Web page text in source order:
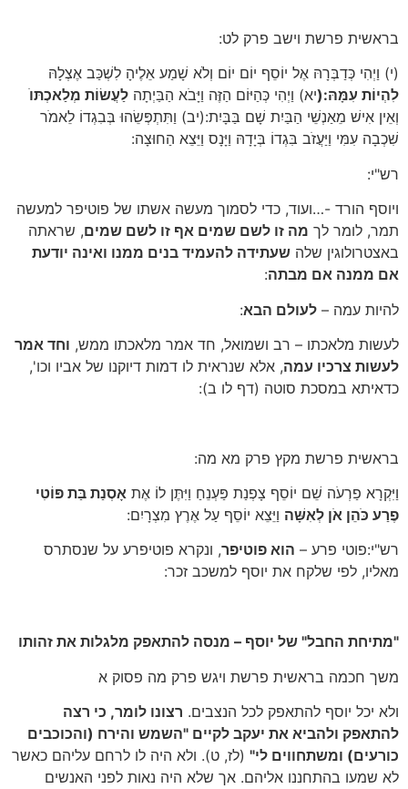
בראשית פרשת וישב פרק לט:
(י) וַיְהִי כְּדַבְּרָהּ אֶל יוֹסֵף יוֹם יוֹם וְלֹא שָׁמַע אֵלֶיהָ לִשְׁכַּב אֶצְלָהּ
לִהְיוֹת עִמָּהּ:(יא) וַיְהִי כְּהַיּוֹם הַזֶּה וַיָּבֹא הַבַּיְתָה לַעֲשׂוֹת מְלַאכְתּו
וְאֵין אִישׁ מֵאַנְשֵׁי הַבַּיִת שָׁם בַּבָּיִת:(יב) וַתִּתְפְּשֵׂהוּ בְּבִגְדוֹ לֵאמֹר
שִׁכְבָה עִמִּי וַיַּעֲזֹב בִּגְדוֹ בְּיָדָהּ וַיָּנָס וַיֵּצֵא הַחוּצָה:
רש"י:
ויוסף הורד -…ועוד, כדי לסמוך מעשה אשתו של פוטיפר למעשה
תמר, לומר לך מה זו לשם שמים אף זו לשם שמים, שראתה
באצטרולוגין שלה שעתידה להעמיד בנים ממנו ואינה יודעת
אם ממנה אם מבתה:
להיות עמה – לעולם הבא:
לעשות מלאכתו – רב ושמואל, חד אמר מלאכתו ממש, וחד אמר
לעשות צרכיו עמה, אלא שנראית לו דמות דיוקנו של אביו וכו',
כדאיתא במסכת סוטה (דף לו ב):
בראשית פרשת מקץ פרק מא מה:
וַיִּקְרָא פַרְעֹה שֵׁם יוֹסֵף צָפְנַת פַּעְנֵחַ וַיִּתֶּן לוֹ אֶת אָסְנַת בַּת פּוֹטִי
פֶרַע כֹּהֵן אֹן לְאִשָּׁה וַיֵּצֵא יוֹסֵף עַל אֶרֶץ מִצְרָיִם:
רש"י:פוטי פרע – הוא פוטיפר, ונקרא פוטיפרע על שנסתרס
מאליו, לפי שלקח את יוסף למשכב זכר:
"מתיחת החבל" של יוסף – מנסה להתאפק מלגלות את זהותו
משך חכמה בראשית פרשת ויגש פרק מה פסוק א
ולא יכל יוסף להתאפק לכל הנצבים. רצונו לומר, כי רצה
להתאפק ולהביא את יעקב לקיים "השמש והירח (והכוכבים
כורעים) ומשתחווים לי" (לז, ט). ולא היה לו לרחם עליהם כאשר
לא שמעו בהתחננו אליהם. אך שלא היה נאות לפני האנשים